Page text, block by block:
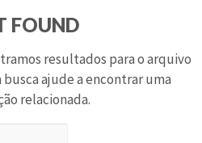
FOUND
resultados para o arquivo
ajude a encontrar uma
relacionada.